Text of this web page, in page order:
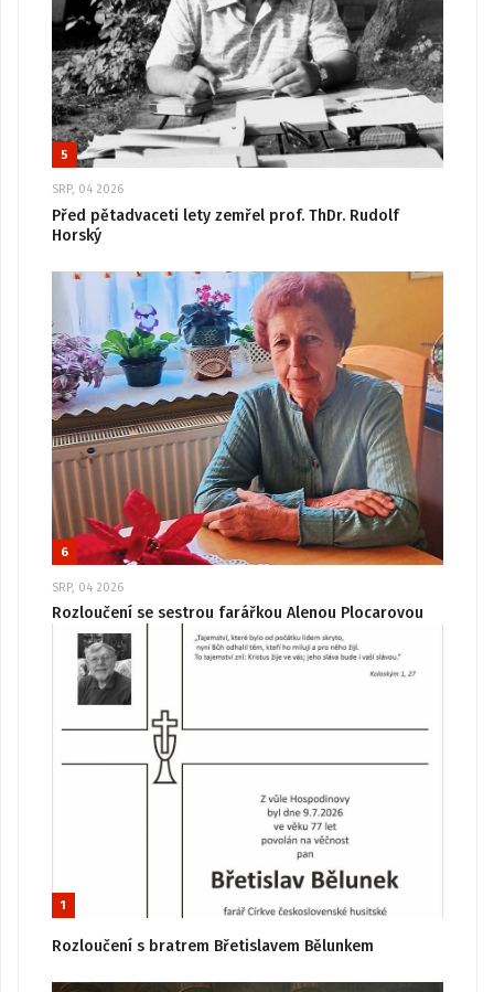
5
SRP, 04 2026
Před pětadvaceti lety zemřel prof. ThDr. Rudolf
Horský
6
SRP, 04 2026
Rozloučení se sestrou farářkou Alenou Plocarovou
1
Rozloučení s bratrem Břetislavem Bělunkem